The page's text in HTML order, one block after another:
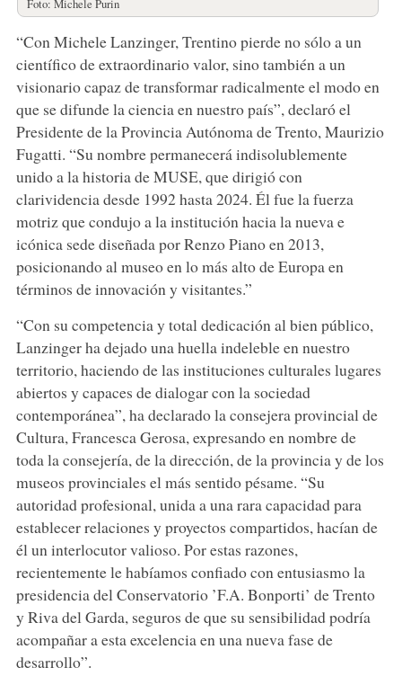
“Con Michele Lanzinger, Trentino pierde no sólo a un
científico de extraordinario valor, sino también a un
visionario capaz de transformar radicalmente el modo en
que se difunde la ciencia en nuestro país”, declaró el
Presidente de la Provincia Autónoma de Trento, Maurizio
Fugatti. “Su nombre permanecerá indisolublemente
unido a la historia de MUSE, que dirigió con
clarividencia desde 1992 hasta 2024. Él fue la fuerza
motriz que condujo a la institución hacia la nueva e
icónica sede diseñada por Renzo Piano en 2013,
posicionando al museo en lo más alto de Europa en
términos de innovación y visitantes.”
“Con su competencia y total dedicación al bien público,
Lanzinger ha dejado una huella indeleble en nuestro
territorio, haciendo de las instituciones culturales lugares
abiertos y capaces de dialogar con la sociedad
contemporánea”, ha declarado la consejera provincial de
Cultura, Francesca Gerosa, expresando en nombre de
toda la consejería, de la dirección, de la provincia y de los
museos provinciales el más sentido pésame. “Su
autoridad profesional, unida a una rara capacidad para
establecer relaciones y proyectos compartidos, hacían de
él un interlocutor valioso. Por estas razones,
recientemente le habíamos confiado con entusiasmo la
presidencia del Conservatorio ’F.A. Bonporti’ de Trento
y Riva del Garda, seguros de que su sensibilidad podría
acompañar a esta excelencia en una nueva fase de
desarrollo”.